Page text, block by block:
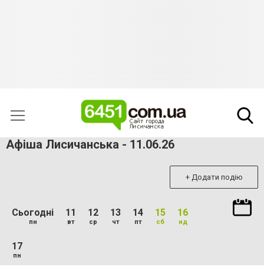
Афіша Лисичанська - 11.06.26
+ Додати подію
Сьогодні
пн
11
вт
12
ср
13
чт
14
пт
15
сб
16
нд
17
пн